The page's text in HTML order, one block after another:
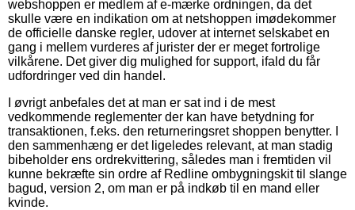
webshoppen er medlem af e-mærke ordningen, da det
skulle være en indikation om at netshoppen imødekommer
de officielle danske regler, udover at internet selskabet en
gang i mellem vurderes af jurister der er meget fortrolige
vilkårene. Det giver dig mulighed for support, ifald du får
udfordringer ved din handel.
I øvrigt anbefales det at man er sat ind i de mest
vedkommende reglementer der kan have betydning for
transaktionen, f.eks. den returneringsret shoppen benytter. I
den sammenhæng er det ligeledes relevant, at man stadig
bibeholder ens ordrekvittering, således man i fremtiden vil
kunne bekræfte sin ordre af Redline ombygningskit til slange
bagud, version 2, om man er på indkøb til en mand eller
kvinde.